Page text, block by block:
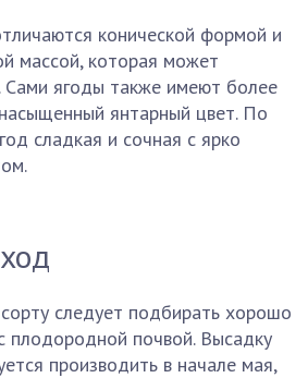
конической формой и
массой, которая может
Сами ягоды также имеют более
янтарный цвет. По
сладкая и сочная с ярко
следует подбирать хорошо
плодородной почвой. Высадку
производить в начале мая,